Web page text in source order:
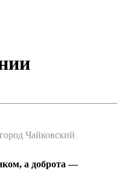
Чайковский
а доброта —